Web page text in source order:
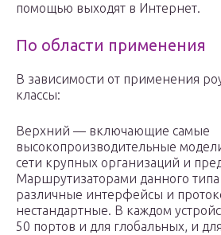
помощью выходят в Интернет.
По области применения
В зависимости от применения
классы:
Верхний — включающие самые
высокопроизводительные
сети крупных организаций и
Маршрутизаторами данного
различные интерфейсы и
нестандартные. В каждом
50 портов и для глобальных, и